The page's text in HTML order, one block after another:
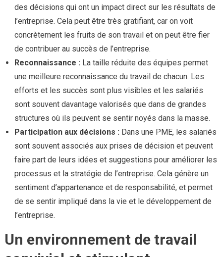
des décisions qui ont un impact direct sur les résultats de
l’entreprise. Cela peut être très gratifiant, car on voit
concrètement les fruits de son travail et on peut être fier
de contribuer au succès de l’entreprise.
Reconnaissance : La taille réduite des équipes permet
une meilleure reconnaissance du travail de chacun. Les
efforts et les succès sont plus visibles et les salariés
sont souvent davantage valorisés que dans de grandes
structures où ils peuvent se sentir noyés dans la masse.
Participation aux décisions : Dans une PME, les salariés
sont souvent associés aux prises de décision et peuvent
faire part de leurs idées et suggestions pour améliorer les
processus et la stratégie de l’entreprise. Cela génère un
sentiment d’appartenance et de responsabilité, et permet
de se sentir impliqué dans la vie et le développement de
l’entreprise.
Un environnement de travail